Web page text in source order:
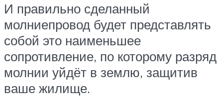
И правильно сделанный
молниепровод будет представлять
собой это наименьшее
сопротивление, по которому разряд
молнии уйдёт в землю, защитив
ваше жилище.